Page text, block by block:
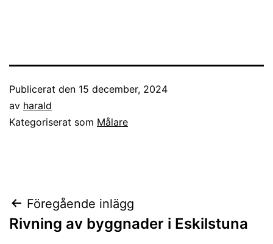
Publicerat den 15 december, 2024
av harald
Kategoriserat som Målare
Inläggsnavigering
Föregående inlägg
Rivning av byggnader i Eskilstuna